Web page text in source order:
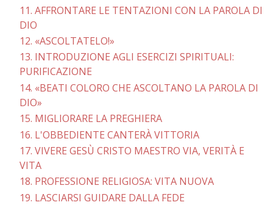
11. AFFRONTARE LE TENTAZIONI CON LA PAROLA DI
DIO
12. «ASCOLTATELO!»
13. INTRODUZIONE AGLI ESERCIZI SPIRITUALI:
PURIFICAZIONE
14. «BEATI COLORO CHE ASCOLTANO LA PAROLA DI
DIO»
15. MIGLIORARE LA PREGHIERA
16. L'OBBEDIENTE CANTERÀ VITTORIA
17. VIVERE GESÙ CRISTO MAESTRO VIA, VERITÀ E
VITA
18. PROFESSIONE RELIGIOSA: VITA NUOVA
19. LASCIARSI GUIDARE DALLA FEDE